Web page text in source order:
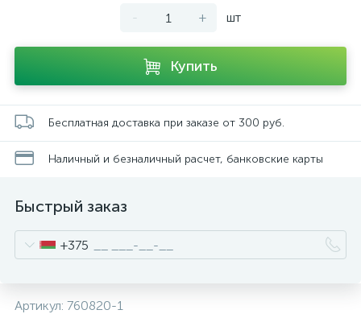
- + шт
Купить
Бесплатная доставка при заказе от 300 руб.
Наличный и безналичный расчет, банковские карты
Быстрый заказ
+375
Артикул: 760820-1